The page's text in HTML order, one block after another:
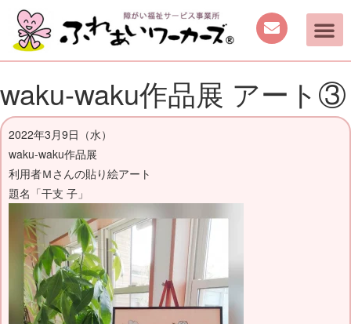
waku-waku作品展 アート③
2022年3月9日（水）
waku-waku作品展
利用者Ｍさんの貼り絵アート
題名「干支 子」